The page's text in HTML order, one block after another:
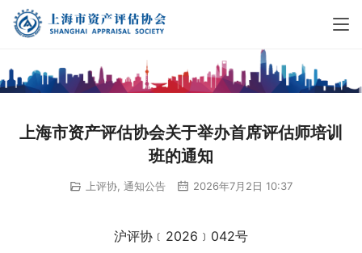
上海市资产评估协会关于举办首席评估师培训
班的通知
上评协 通知公告 2026年7月2日 10:37
沪评协﹝2026﹞042号